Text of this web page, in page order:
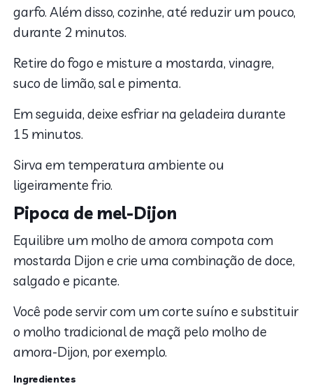
garfo. Além disso, cozinhe, até reduzir um pouco,
durante 2 minutos.
Retire do fogo e misture a mostarda, vinagre,
suco de limão, sal e pimenta.
Em seguida, deixe esfriar na geladeira durante
15 minutos.
Sirva em temperatura ambiente ou
ligeiramente frio.
Pipoca de mel-Dijon
Equilibre um molho de amora compota com
mostarda Dijon e crie uma combinação de doce,
salgado e picante.
Você pode servir com um corte suíno e substituir
o molho tradicional de maçã pelo molho de
amora-Dijon, por exemplo.
Ingredientes